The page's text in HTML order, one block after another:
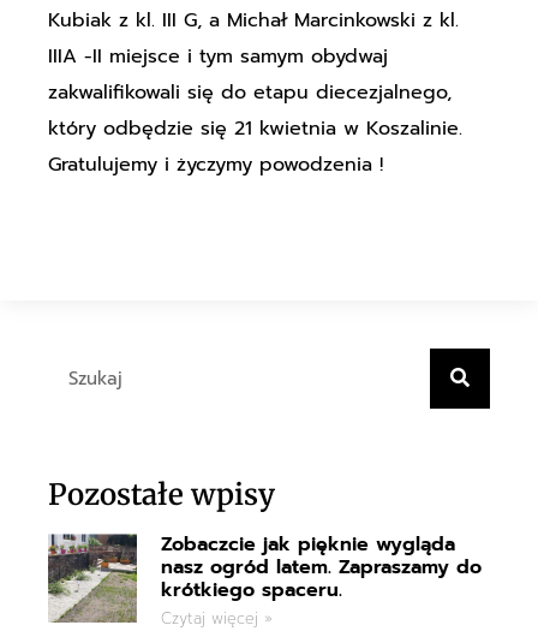
Kubiak z kl. III G, a Michał Marcinkowski z kl.
IIIA -II miejsce i tym samym obydwaj
zakwalifikowali się do etapu diecezjalnego,
który odbędzie się 21 kwietnia w Koszalinie.
Gratulujemy i życzymy powodzenia !
Pozostałe wpisy
Zobaczcie jak pięknie wygląda
nasz ogród latem. Zapraszamy do
krótkiego spaceru.
Czytaj więcej »